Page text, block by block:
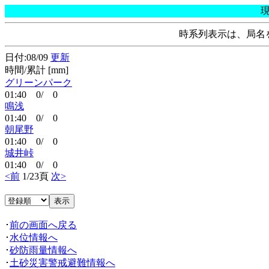
時系列表示は、局
日付:08/09 更新
時間/累計 [mm]
グリーンパーク
01:40 0/ 0
鳴浅
01:40 0/ 0
朝尾野
01:40 0/ 0
城井峠
01:40 0/ 0
<前 1/23頁 次>
･前の画面へ戻る
･ 水位情報へ
･砂防雨量情報へ
･ 土砂災害警戒避難情報へ